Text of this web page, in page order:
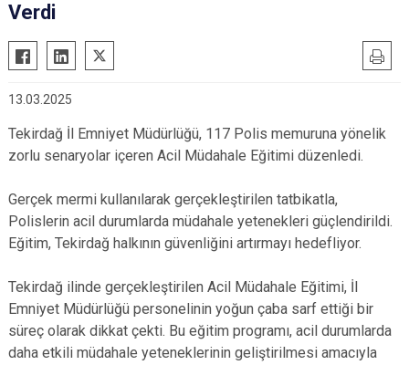
Verdi
13.03.2025
Tekirdağ İl Emniyet Müdürlüğü, 117 Polis memuruna yönelik
zorlu senaryolar içeren Acil Müdahale Eğitimi düzenledi.
Gerçek mermi kullanılarak gerçekleştirilen tatbikatla,
Polislerin acil durumlarda müdahale yetenekleri güçlendirildi.
Eğitim, Tekirdağ halkının güvenliğini artırmayı hedefliyor.
Tekirdağ ilinde gerçekleştirilen Acil Müdahale Eğitimi, İl
Emniyet Müdürlüğü personelinin yoğun çaba sarf ettiği bir
süreç olarak dikkat çekti. Bu eğitim programı, acil durumlarda
daha etkili müdahale yeteneklerinin geliştirilmesi amacıyla